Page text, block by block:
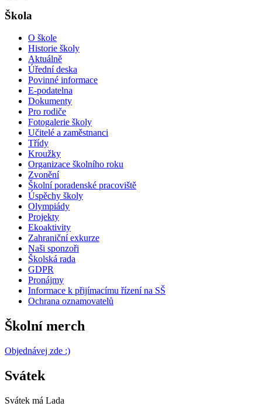
Škola
O škole
Historie školy
Aktuálně
Úřední deska
Povinné informace
E-podatelna
Dokumenty
Pro rodiče
Fotogalerie školy
Učitelé a zaměstnanci
Třídy
Kroužky
Organizace školního roku
Zvonění
Školní poradenské pracoviště
Úspěchy školy
Olympiády
Projekty
Ekoaktivity
Zahraniční exkurze
Naši sponzoři
Školská rada
GDPR
Pronájmy
Informace k přijímacímu řízení na SŠ
Ochrana oznamovatelů
Školní merch
Objednávej zde :)
Svátek
Svátek má Lada